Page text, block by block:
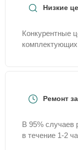
Низкие
Конкурентные
комплектующих
Ремонт
В 95% случаев
в течение 1-2